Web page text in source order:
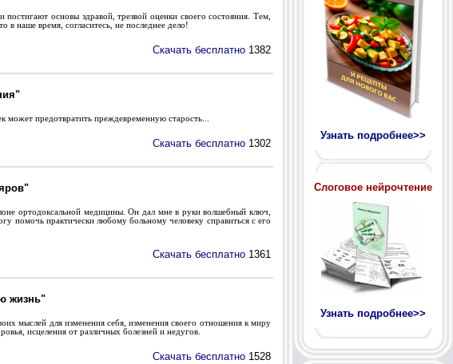
основы здравой, трезвой оценки своего состояния. Тем,
наше время, согласитесь, не последнее дело!
Скачать бесплатно 1382
может предотвратить преждевременную старость...
Скачать бесплатно 1302
ортодоксальной медицины. Он дал мне в руки волшебный ключ,
помочь практически любому больному человеку справиться с его
Скачать бесплатно 1361
жизнь"
мыслей для изменения себя, изменения своего отношения к миру
исцеления от различных болезней и недугов.
Скачать бесплатно 1528
Узнать подробнее>>
Слоговое нейрочтение
Узнать подробнее>>